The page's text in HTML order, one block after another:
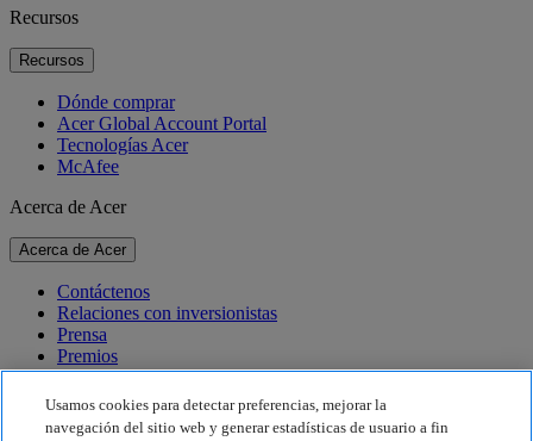
Recursos
Recursos
Dónde comprar
Acer Global Account Portal
Tecnologías Acer
McAfee
Acerca de Acer
Acerca de Acer
Contáctenos
Relaciones con inversionistas
Prensa
Premios
Eventos
Sostenibilidad
Usamos cookies para detectar preferencias, mejorar la
navegación del sitio web y generar estadísticas de usuario a fin